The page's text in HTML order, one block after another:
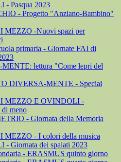
- Pasqua 2023
- Progetto "Anziano-Bambino"
MEZZO -Nuovi spazi per
primaria - Giornate FAI di
lettura "Come lepri del
DIVERSA-MENTE - Special
MEZZO E OVINDOLI -
meno
- Giornata della Memoria
MEZZO - I colori della musica
- Giornata dei spaiati 2023
- ERASMUS quinto giorno